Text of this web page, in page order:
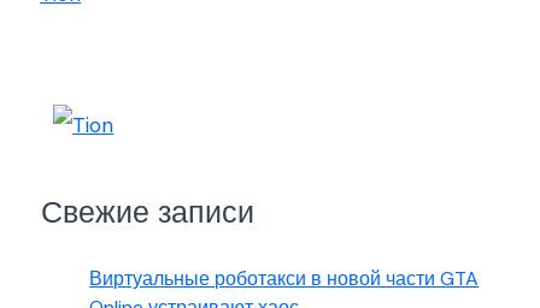
Свежие записи
Виртуальные роботакси в новой части GTA